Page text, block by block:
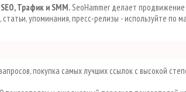
SEO, Трафик и SMM.SeoHammer делает продвижение
упоминания, пресс-релизы - используйте по
покупка самых лучших ссылок с высокой